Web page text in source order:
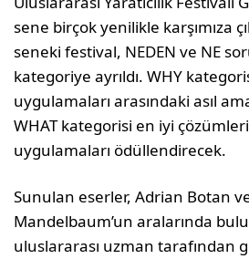
sene birçok yenilikle karşımıza
seneki festival, NEDEN ve NE
kategoriye ayrıldı. WHY
uygulamaları arasındaki asıl
WHAT kategorisi en iyi
uygulamaları ödüllendirecek.
Sunulan eserler, Adrian Botan
Mandelbaum’un aralarında
uluslararası uzman tarafından